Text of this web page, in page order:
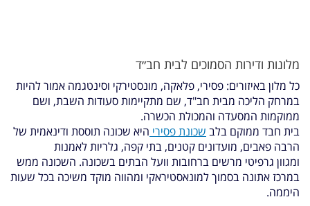
מלונות ודירות הסמוכים לבית חב״ד
כל מלון באיזורים: פסירי, פלאקה, מונסטירקי וסינטגמה אמור להיות
במרחק הליכה מבית חב"ד, שם מתקיימות סעודות השבת, ושם
ממוקמות המסעדה והמכולת הכשרה.
בית חבד ממוקם בלב שכונת פסירי היא שכונה תוססת ודינאמית של
הרבה פאבים, מועדונים קטנים, בתי קפה, גלריות לאמנות
ומגוון גרפיטי מרשים ברחובות וועל הבתים בשכונה. השכונה ממש
במרכז אתונה בסמוך למונאסטיראקי ומהווה מוקד משיכה בכל שעות
היממה.